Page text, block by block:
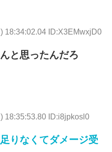
18:34:02.04 ID:X3EMwxjD0
と思ったんだろ
18:35:53.80 ID:i8jpkosl0
りなくてダメージ受